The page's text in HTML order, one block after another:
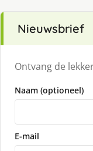
Nieuwsbrief
Ontvang de
Naam (optioneel)
E-mail